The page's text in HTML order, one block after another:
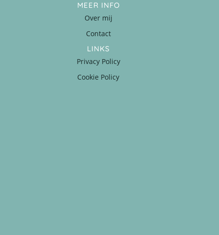
MEER INFO
Over mij
Contact
LINKS
Privacy Policy
Cookie Policy